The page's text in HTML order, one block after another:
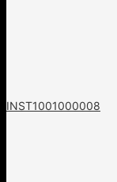
INST1001000008